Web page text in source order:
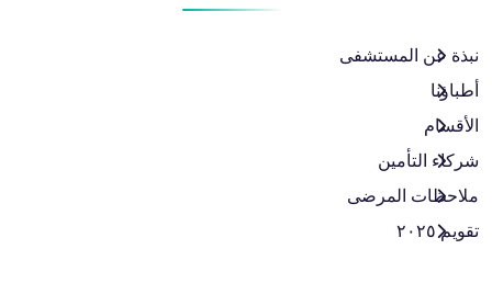
نبذة عن المستشفى
أطباؤنا
الأقسام
شركاء التأمين
ملاحظات المرضى
تقويم ٢٠٢٥